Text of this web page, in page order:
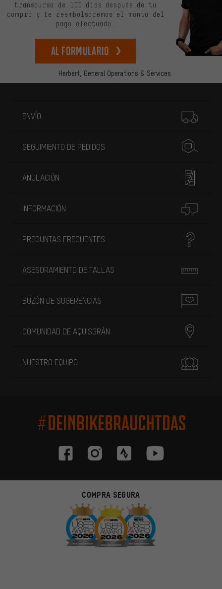
Herbert, General Operations & Services
transcurso de 100 días después de tu
compra y te reembolsaremos el monto del
pago efectuado.
Al formulario
ENVÍO
SEGUIMIENTO DE PEDIDOS
ANULACIÓN
INFORMACIÓN
PREGUNTAS FRECUENTES
ASESORAMIENTO DE TALLAS
BUZÓN DE SUGERENCIAS
COMUNIDAD DE AQUISGRÁN
NUESTRO EQUIPO
#DEINBIKEBRAUCHTDAS
COMPRA SEGURA